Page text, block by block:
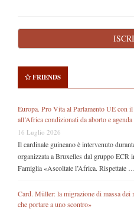
FRIENDS
Europa. Pro Vita al Parlamento UE con
all’Africa condizionati da aborto e
16 Luglio 2026
Il cardinale guineano è intervenuto
organizzata a Bruxelles dal gruppo
Famiglia «Ascoltate l’Africa. Rispettate …
Card. Müller: la migrazione di massa dei
che portare a uno scontro»